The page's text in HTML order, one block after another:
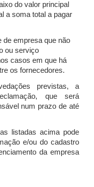
do valor principal
a soma total a pagar
de empresa que não
ou serviço
casos em que há
os fornecedores.
previstas, a
que será
num prazo de até
listadas acima pode
e/ou do cadastro
da empresa